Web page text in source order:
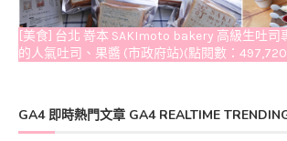
[美食] 台北 嵜本 SAKImoto bakery 高級生吐司
的人氣吐司、果醬 (市政府站)(點閱數：
GA4 即時熱門文章 GA4 REALTIME